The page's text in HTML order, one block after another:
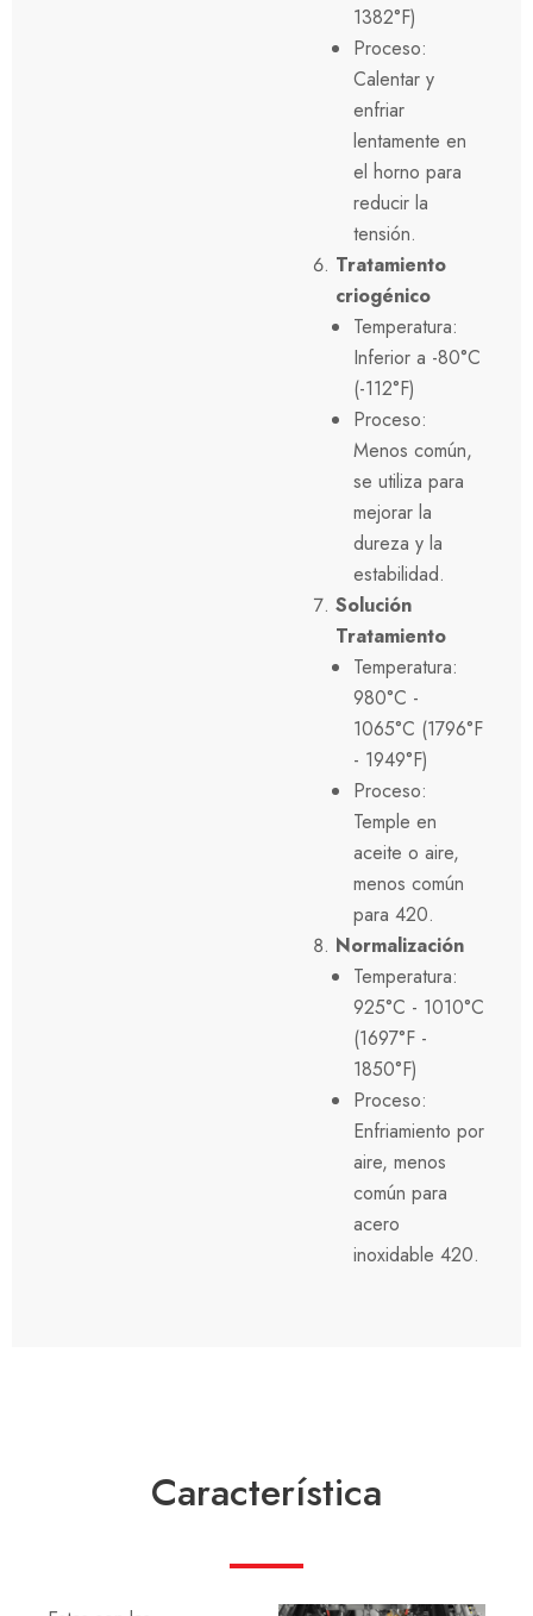
1382°F)
Proceso:
Calentar y
enfriar
lentamente en
el horno para
reducir la
tensión.
Tratamiento
criogénico
Temperatura:
Inferior a -80°C
(-112°F)
Proceso:
Menos común,
se utiliza para
mejorar la
dureza y la
estabilidad.
Solución
Tratamiento
Temperatura:
980°C -
1065°C (1796°F
- 1949°F)
Proceso:
Temple en
aceite o aire,
menos común
para 420.
Normalización
Temperatura:
925°C - 1010°C
(1697°F -
1850°F)
Proceso:
Enfriamiento por
aire, menos
común para
acero
inoxidable 420.
Característica